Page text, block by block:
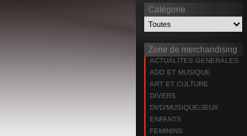
Catégorie
Zone de merchandising
ACTUALITES GENERALES
ADO ET MUSIQUE
ART ET CULTURE
DIVERS
DVD/MUSIQUE/JEUX
ENFANTS
FEMININS